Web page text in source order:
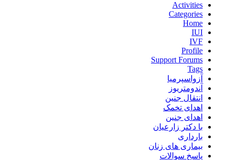
Activities
Categories
Home
IUI
IVF
Profile
Support Forums
Tags
آزواسپرمیا
آندومتریوز
انتقال جنین
اهدای تخمک
اهدای جنین
با دکتر زارعیان
بارداری
بیماری های زنان
پاسخ سوالات